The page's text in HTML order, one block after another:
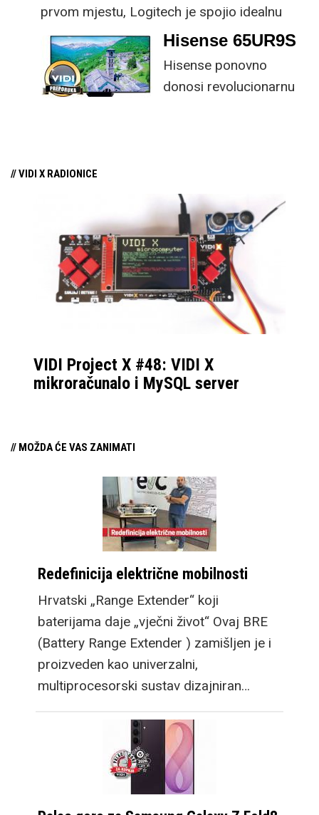
prvom mjestu, Logitech je spojio idealnu
kombinaciju tipkovnice i miša s naprednim
funkcijama.
Hisense 65UR9S
Hisense ponovno
donosi revolucionarnu
// VIDI X RADIONICE
VIDI Project X #48: VIDI X
mikroračunalo i MySQL server
// MOŽDA ĆE VAS ZANIMATI
Redefinicija električne mobilnosti
Hrvatski „Range Extender“ koji
baterijama daje „vječni život“ Ovaj BRE
(Battery Range Extender ) zamišljen je i
proizveden kao univerzalni,
multiprocesorski sustav dizajniran…